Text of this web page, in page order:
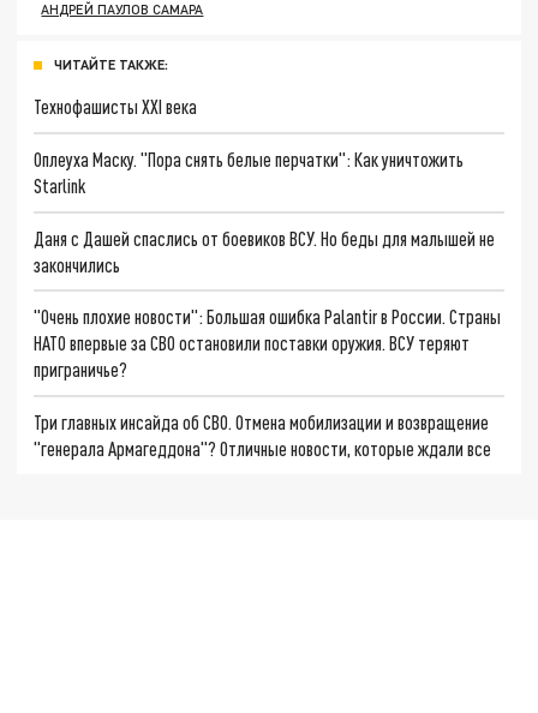
АНДРЕЙ ПАУЛОВ САМАРА
ЧИТАЙТЕ ТАКЖЕ:
Технофашисты XXI века
Оплеуха Маску. "Пора снять белые перчатки": Как уничтожить
Starlink
Даня с Дашей спаслись от боевиков ВСУ. Но беды для малышей не
закончились
"Очень плохие новости": Большая ошибка Palantir в России. Страны
НАТО впервые за СВО остановили поставки оружия. ВСУ теряют
приграничье?
Три главных инсайда об СВО. Отмена мобилизации и возвращение
"генерала Армагеддона"? Отличные новости, которые ждали все